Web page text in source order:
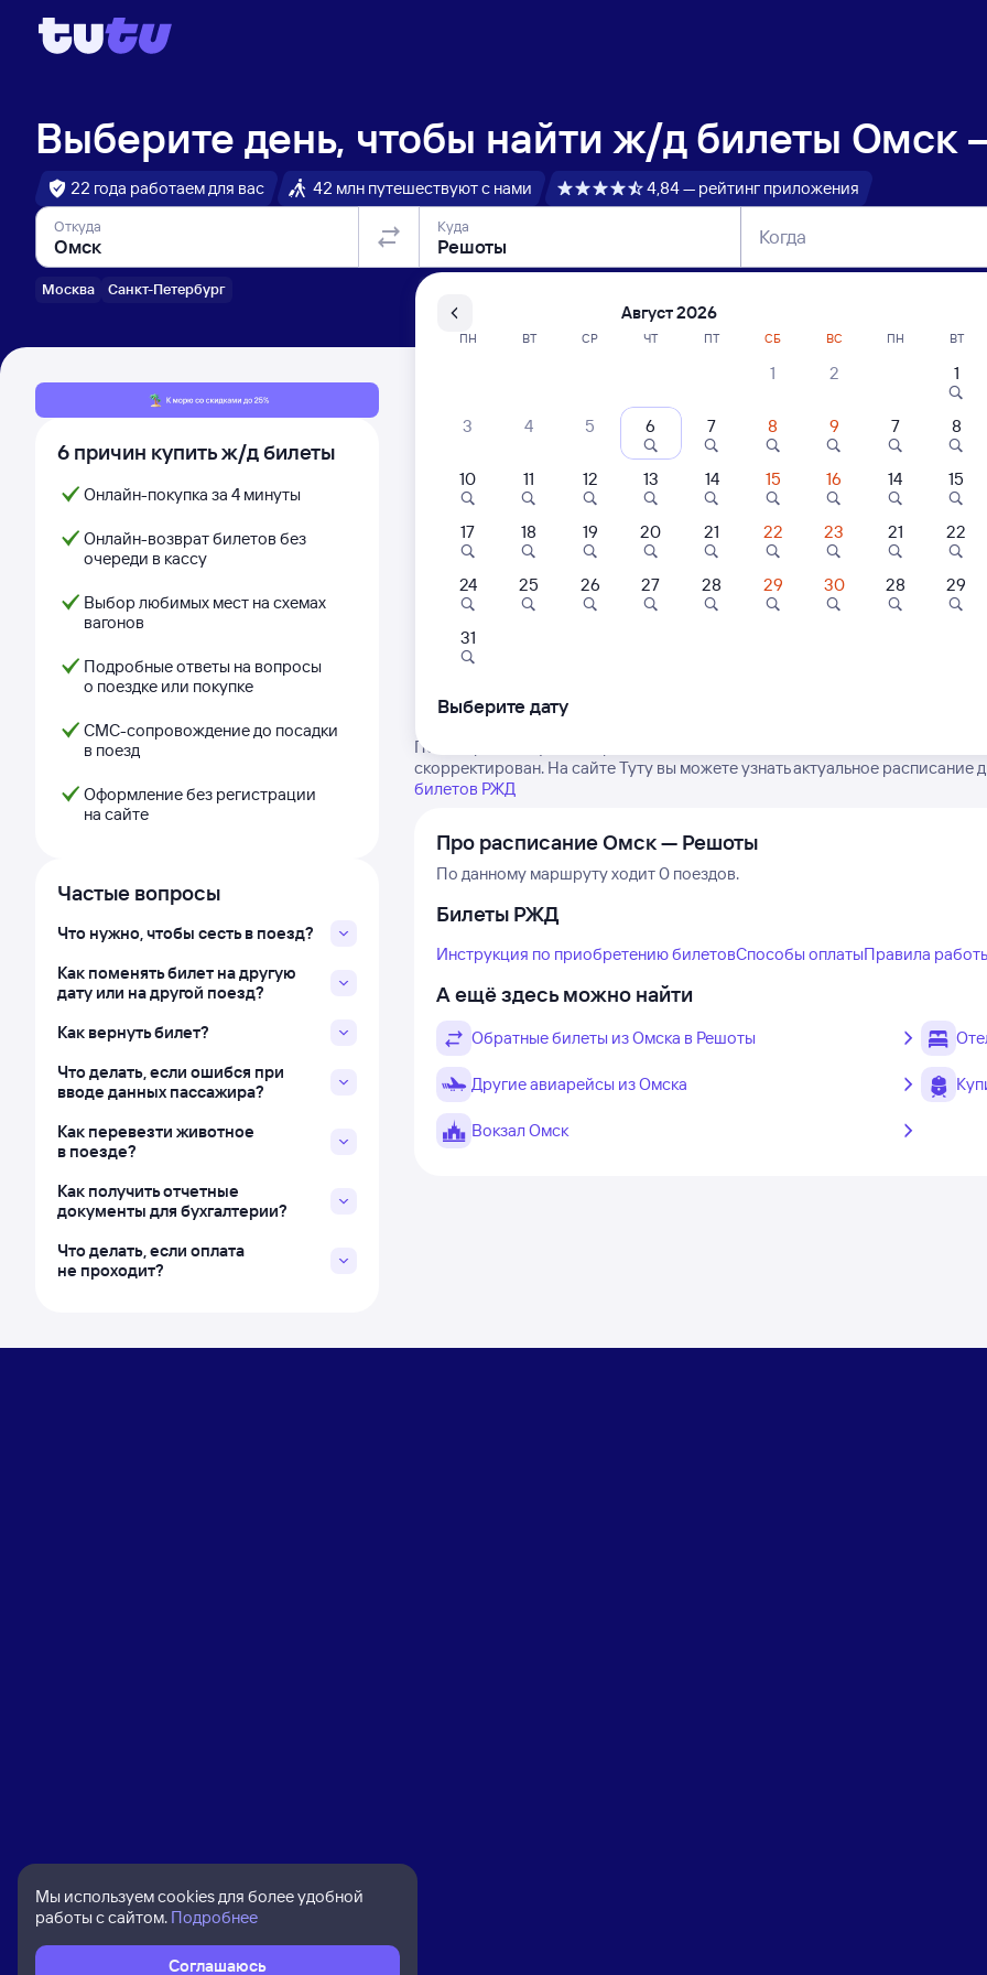
Выберите день, чтобы найти ж/д билеты Омск
22 года работаем для вас 42 млн путешествуют с нами 4,84 — рейтинг приложения
Откуда
Москва Санкт-Петербург
Куда Когда
6 причин купить ж/д билеты
Онлайн-покупка за 4 минуты
Онлайн-возврат билетов без
очереди в кассу
Выбор любимых мест на схемах
вагонов
Подробные ответы на вопросы
о поездке или покупке
СМС-сопровождение до посадки
в поезд
Оформление без регистрации
на сайте
Частые вопросы
Что нужно, чтобы сесть в поезд?
Как поменять билет на другую
дату или на другой поезд?
Как вернуть билет?
Что делать, если ошибся при
вводе данных пассажира?
Как перевезти животное
в поезде?
Как получить отчетные
документы для бухгалтерии?
Что делать, если оплата
не проходит?
Расписание поездов Омск — Решоты
Нет рейсов по этому
Посмотрите актуальное расписание поездов дальнего следования РЖД
скорректирован. На сайте Туту вы можете узнать актуальное расписание
билетов РЖД
Про расписание Омск — Решоты
По данному маршруту ходит 0 поездов.
Билеты РЖД
Инструкция по приобретению билетовСпособы оплатыПравила
А ещё здесь можно найти
Обратные билеты из Омска в Решоты
Другие авиарейсы из Омска
Вокзал Омск
Мы используем cookies для более удобной
работы с сайтом. Подробнее
Соглашаюсь
Август 2026
ПН ВТ СР ЧТ ПТ СБ ВС
1 2
3 4 5 6 7 8 9
10 11 12 13 14 15 16
17 18 19 20 21 22 23
24 25 26 27 28 29 30
31
ПН ВТ
1
7 8
14 15
21 22
28 29
Выберите дату